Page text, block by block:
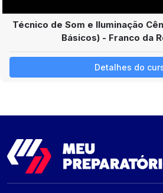
Técnico de Som e Iluminação
Básicos) - Franco da
Detalhes do